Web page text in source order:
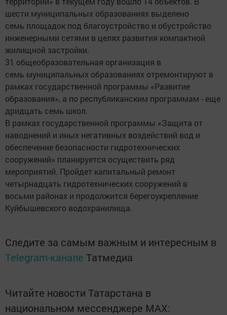
шести муниципальных образованиях выделено
семь площадок под благоустройство и обустройство
инженерными сетями в целях развития компактной
жилищной застройки.
31 общеобразовательная организация в
семь муниципальных образованиях отремонтируют в
рамках государственной программы «Развитие
образования», а по республиканским программам - еще
дридцать семь школ.
В рамках государственной программы «Защита от
наводнений и иных негативных воздействий вод и
обеспечение безопасности гидротехнических
сооружений» планируется осуществить ряд
мероприятий. Пройдет капитальный ремонт
четырнадцать гидротехнических сооружений в
восьми районах и продолжится берегоукрепление
Куйбышевского водохранилища.
Следите за самым важным и интересным в
Telegram-канале Татмедиа
Читайте новости Татарстана в
национальном мессенджере MАХ: